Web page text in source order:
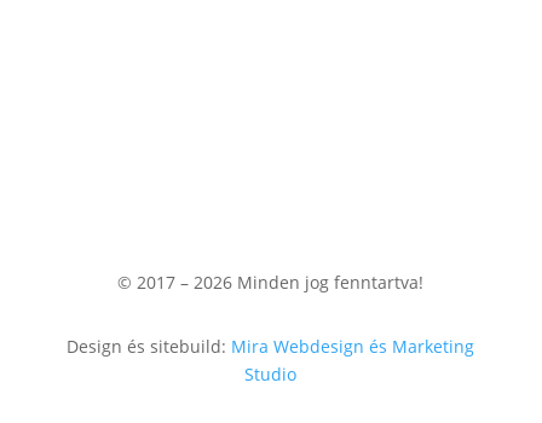
© 2017 – 2026 Minden jog fenntartva!
Design és sitebuild: Mira Webdesign és Marketing
Studio